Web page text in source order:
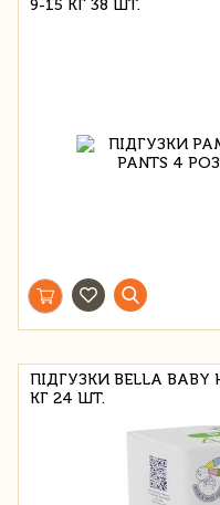
9-15 КГ 38 ШТ.
ПІДГУЗКИ BELLA
КГ 24 ШТ.